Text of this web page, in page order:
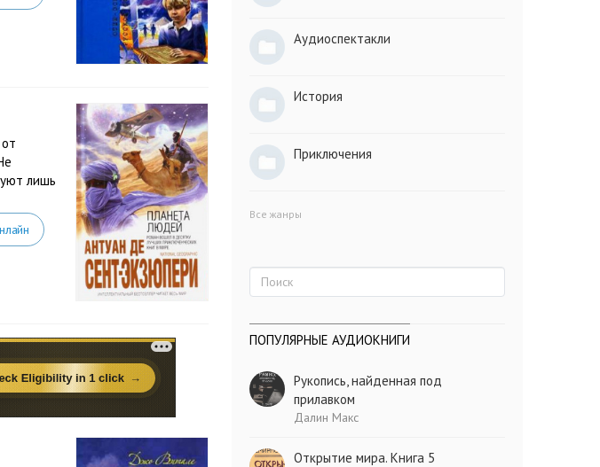
лишь
Аудиоспектакли
История
Приключения
Все жанры
ПОПУЛЯРНЫЕ АУДИОКНИГИ
Рукопись, найденная под
прилавком
Далин Макс
Открытие мира. Книга 5